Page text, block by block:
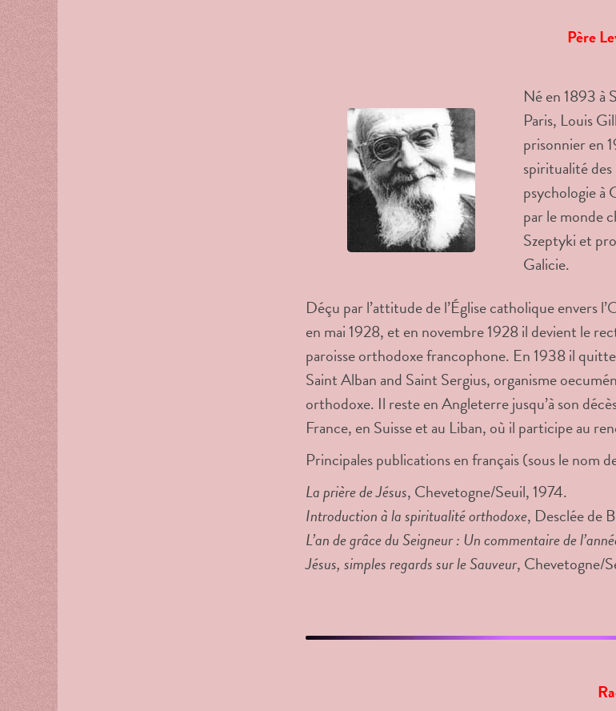
Père
Né en 1893 à
Paris, Louis
prisonnier en
spiritualité
psychologie à
par le monde
Szeptyki et
Galicie.
Déçu par l’attitude de l’Église catholique envers
en mai 1928, et en novembre 1928 il devient le
paroisse orthodoxe francophone. En 1938 il
Saint Alban and Saint Sergius, organisme
orthodoxe. Il reste en Angleterre jusqu’à son
France, en Suisse et au Liban, où il participe au
Principales publications en français (sous le nom
La prière de Jésus, Chevetogne/Seuil, 1974.
Introduction à la spiritualité orthodoxe, Desclée de
L’an de grâce du Seigneur : Un commentaire de
Jésus, simples regards sur le Sauveur, Chevetogne/